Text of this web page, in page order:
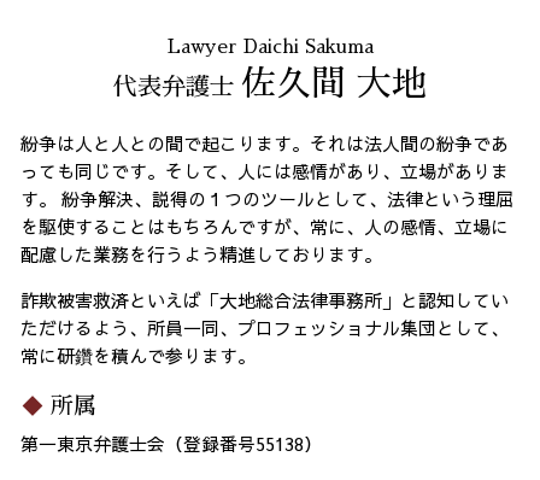
Lawyer Daichi Sakuma
代表弁護士 佐久間 大地
紛争は人と人との間で起こります。それは法人間の紛争であ
っても同じです。そして、人には感情があり、立場がありま
す。 紛争解決、説得の１つのツールとして、法律という理屈
を駆使することはもちろんですが、常に、人の感情、立場に
配慮した業務を行うよう精進しております。
詐欺被害救済といえば「大地総合法律事務所」と認知してい
ただけるよう、所員一同、プロフェッショナル集団として、
常に研鑽を積んで参ります。
所属
第一東京弁護士会（登録番号55138）